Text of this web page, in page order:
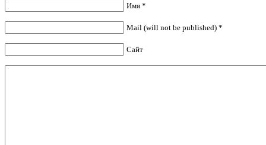
Имя *
Mail (will not be published) *
Сайт